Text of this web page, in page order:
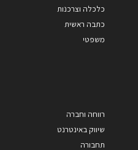
כלכלה וצרכנות
כתבה ראשית
משפטי
רווחה וחברה
שיווק באינטרנט
תחבורה